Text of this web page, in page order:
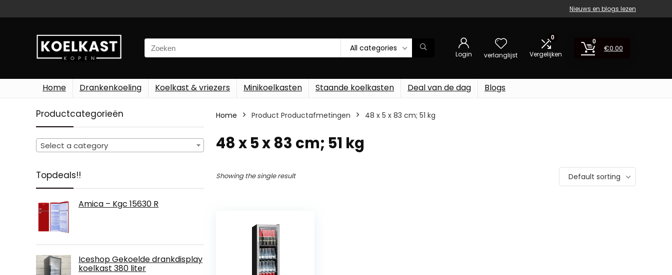
Nieuws en blogs lezen
Search
for:
All categories
Login verlanglijst
0
Vergelijken
0
€0.00
Home Drankenkoeling Koelkast & vriezers Minikoelkasten Staande koelkasten Deal van de dag Blogs
Productcategorieën
Select a category
Topdeals!!
Amica – Kgc 15630 R
Iceshop Gekoelde drankdisplay
koelkast 380 liter
Home Product Productafmetingen ‎48 x 5 x 83 cm; 51 kg
‎48 x 5 x 83 cm; 51 kg
Showing the single result Default sorting